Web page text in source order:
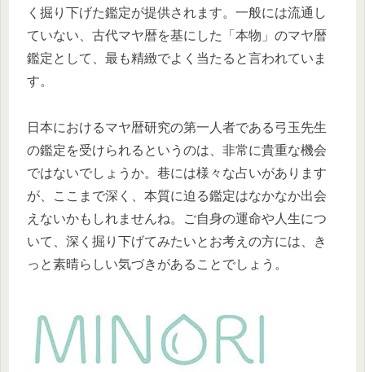
く掘り下げた鑑定が提供されます。一般には流通し
ていない、古代マヤ暦を基にした「本物」のマヤ暦
鑑定として、最も精緻でよく当たると言われていま
す。
日本におけるマヤ暦研究の第一人者である弓玉先生
の鑑定を受けられるというのは、非常に貴重な機会
ではないでしょうか。巷には様々な占いがあります
が、ここまで深く、本質に迫る鑑定はなかなか出会
えないかもしれませんね。ご自身の運命や人生につ
いて、深く掘り下げてみたいとお考えの方には、き
っと素晴らしい気づきがあることでしょう。